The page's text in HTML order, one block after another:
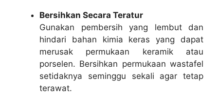
Bersihkan Secara Teratur
Gunakan pembersih yang lembut dan
hindari bahan kimia keras yang dapat
merusak permukaan keramik atau
porselen. Bersihkan permukaan wastafel
setidaknya seminggu sekali agar tetap
terawat.